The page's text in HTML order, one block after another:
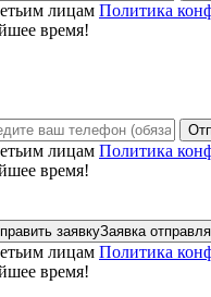
лицам Политика
время!
лицам Политика
время!
заявкуЗаявка
лицам Политика
время!